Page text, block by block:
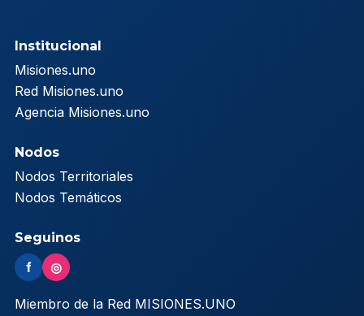
Institucional
Misiones.uno
Red Misiones.uno
Agencia Misiones.uno
Nodos
Nodos Territoriales
Nodos Temáticos
Seguinos
f ◎
Miembro de la Red MISIONES.UNO